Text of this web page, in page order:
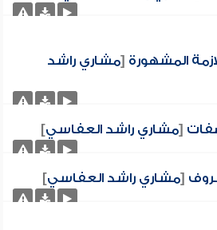
المشهورة [مشاري راشد
[مشاري راشد العفاسي]
[مشاري راشد العفاسي]